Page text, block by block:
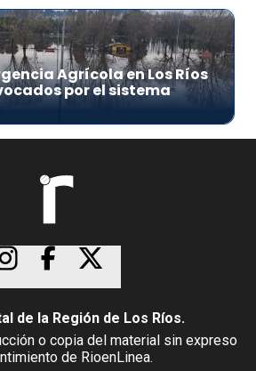
Agrícola en Los Ríos
por el sistema
de la Región de Los Ríos.
o copia del material sin expreso
de RioenLinea.